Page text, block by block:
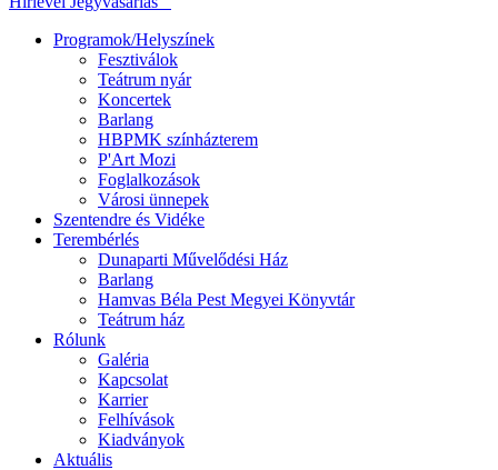
Programok/Helyszínek
Fesztiválok
Teátrum nyár
Koncertek
Barlang
HBPMK színházterem
P'Art Mozi
Foglalkozások
Városi ünnepek
Szentendre és Vidéke
Terembérlés
Dunaparti Művelődési Ház
Barlang
Hamvas Béla Pest Megyei Könyvtár
Teátrum ház
Rólunk
Galéria
Kapcsolat
Karrier
Felhívások
Kiadványok
Aktuális